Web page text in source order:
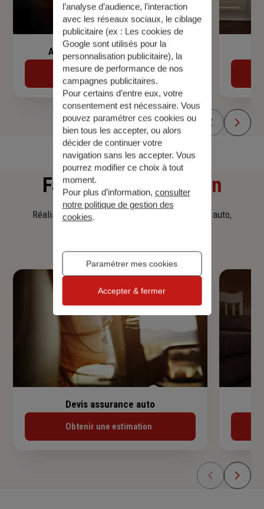
Assurance de prêt immobilier
Découvrir
Faitesune simulation
Réalisez une simulation tarifaire d'assurance, auto,
Devis assurance auto
Obtenir une estimation
l’analyse d’audience, l’interaction
avec les réseaux sociaux, le ciblage
publicitaire (ex : Les cookies de
Google sont utilisés pour la
personnalisation publicitaire), la
mesure de performance de nos
campagnes publicitaires.
Pour certains d’entre eux, votre
consentement est nécessaire. Vous
pouvez paramétrer ces cookies ou
bien tous les accepter, ou alors
décider de continuer votre
navigation sans les accepter. Vous
pourrez modifier ce choix à tout
moment.
Pour plus d’information, consulter
notre politique de gestion des
cookies.
Paramétrer mes cookies
Accepter & fermer